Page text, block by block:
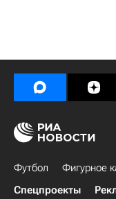
Футбол Фигурное
Спецпроекты